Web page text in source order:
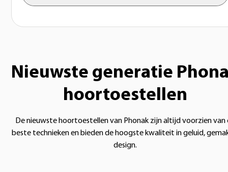
Nieuwste generatie
hoortoestellen
De nieuwste hoortoestellen van Phonak zijn altijd voorzien van
beste technieken en bieden de hoogste kwaliteit in geluid,
design.